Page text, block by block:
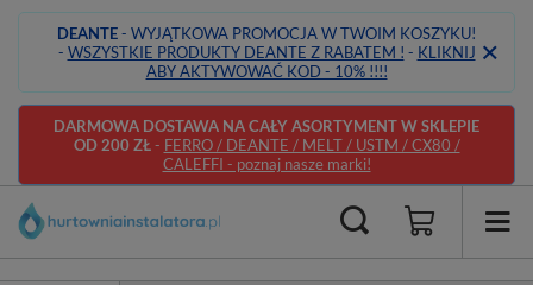
DEANTE- WYJĄTKOWA PROMOCJA W TWOIM KOSZYKU!
- WSZYSTKIE PRODUKTY DEANTE Z RABATEM ! - KLIKNIJ
ABY AKTYWOWAĆ KOD - 10% !!!!
DARMOWA DOSTAWA NA CAŁY ASORTYMENT W SKLEPIE
OD 200 ZŁ- FERRO / DEANTE / MELT / USTM / CX80 /
CALEFFI - poznaj nasze marki!